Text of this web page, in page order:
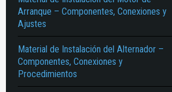
Arranque – Componentes, Conexiones y
Ajustes
Material de Instalación del Alternador –
Componentes, Conexiones y
Procedimientos